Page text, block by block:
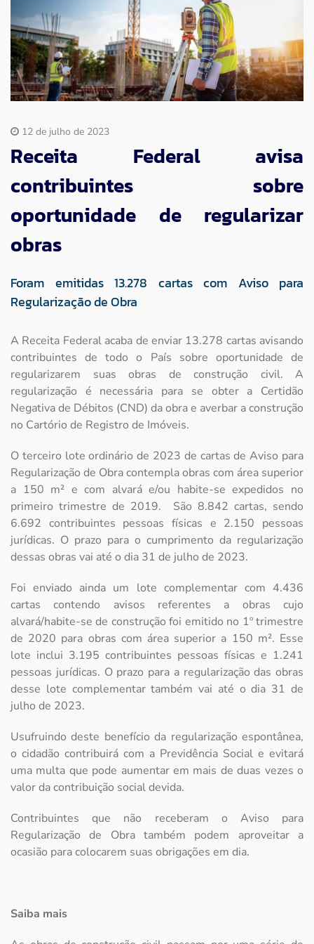
Imprensa
Contato
12 de julho de 2023
Receita Federal avisa
contribuintes sobre
oportunidade de regularizar
obras
Foram emitidas 13.278 cartas com Aviso para
Regularização de Obra
A Receita Federal acaba de enviar 13.278 cartas avisando
contribuintes de todo o País sobre oportunidade de
regularizarem suas obras de construção civil. A
regularização é necessária para se obter a Certidão
Negativa de Débitos (CND) da obra e averbar a construção
no Cartório de Registro de Imóveis.
O terceiro lote ordinário de 2023 de cartas de Aviso para
Regularização de Obra contempla obras com área superior
a 150 m² e com alvará e/ou habite-se expedidos no
primeiro trimestre de 2019. São 8.842 cartas, sendo
6.692 contribuintes pessoas físicas e 2.150 pessoas
jurídicas. O prazo para o cumprimento da regularização
dessas obras vai até o dia 31 de julho de 2023.
Foi enviado ainda um lote complementar com 4.436
cartas contendo avisos referentes a obras cujo
alvará/habite-se de construção foi emitido no 1º trimestre
de 2020 para obras com área superior a 150 m². Esse
lote inclui 3.195 contribuintes pessoas físicas e 1.241
pessoas jurídicas. O prazo para a regularização das obras
desse lote complementar também vai até o dia 31 de
julho de 2023.
Usufruindo deste benefício da regularização espontânea,
o cidadão contribuirá com a Previdência Social e evitará
uma multa que pode aumentar em mais de duas vezes o
valor da contribuição social devida.
Contribuintes que não receberam o Aviso para
Regularização de Obra também podem aproveitar a
ocasião para colocarem suas obrigações em dia.
Saiba mais